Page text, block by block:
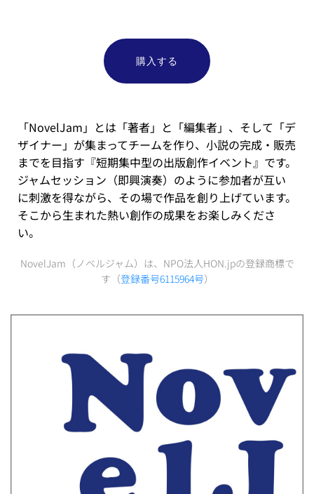
購入する
「NovelJam」とは「著者」と「編集者」、そして「デ
ザイナー」が集まってチームを作り、小説の完成・販売
までを目指す『短期集中型の出版創作イベント』です。
ジャムセッション（即興演奏）のように参加者が互い
に刺激を得ながら、その場で作品を創り上げています。
そこから生まれた熱い創作の成果をお楽しみくださ
い。
NovelJam（ノベルジャム）は、NPO法人HON.jpの登録商標で
す（登録番号6115964号）